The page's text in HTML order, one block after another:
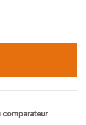
comparateur